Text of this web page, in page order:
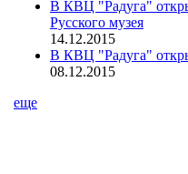
В КВЦ "Радуга"
Русского музея
14.12.2015
В КВЦ "Радуга"
08.12.2015
еще